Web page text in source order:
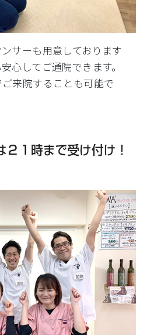
サーも用意しております
心してご通院できます。
来院することも可能で